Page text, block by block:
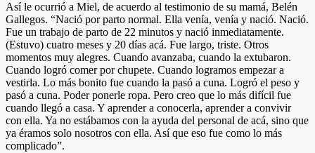
Así le ocurrió a Miel, de acuerdo al testimonio de su mamá, Belén
Gallegos. “Nació por parto normal. Ella venía, venía y nació. Nació.
Fue un trabajo de parto de 22 minutos y nació inmediatamente.
(Estuvo) cuatro meses y 20 días acá. Fue largo, triste. Otros
momentos muy alegres. Cuando avanzaba, cuando la extubaron.
Cuando logró comer por chupete. Cuando logramos empezar a
vestirla. Lo más bonito fue cuando la pasó a cuna. Logró el peso y
pasó a cuna. Poder ponerle ropa. Pero creo que lo más difícil fue
cuando llegó a casa. Y aprender a conocerla, aprender a convivir
con ella. Ya no estábamos con la ayuda del personal de acá, sino que
ya éramos solo nosotros con ella. Así que eso fue como lo más
complicado”.